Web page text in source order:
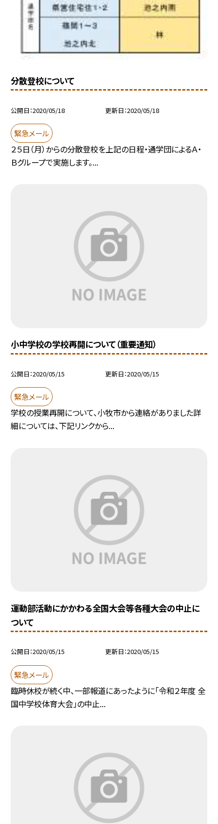
分散登校について
公開日 2020/05/18 更新日 2020/05/18
緊急メール
２５日（月）からの分散登校を上記の日程・通学団によるＡ・
Ｂグループで実施します。...
小中学校の学校再開について（重要通知）
公開日 2020/05/15 更新日 2020/05/15
緊急メール
学校の授業再開について、小牧市から連絡がありました詳
細については、下記リンクから...
運動部活動にかかわる全国大会等各種大会の中止に
ついて
公開日 2020/05/15 更新日 2020/05/15
緊急メール
臨時休校が続く中、一部報道にあったように「令和２年度 全
国中学校体育大会」の中止...